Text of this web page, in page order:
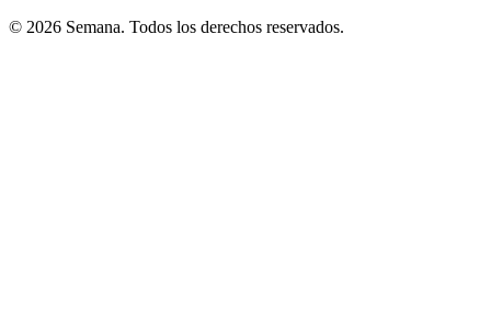
© 2026 Semana. Todos los derechos reservados.